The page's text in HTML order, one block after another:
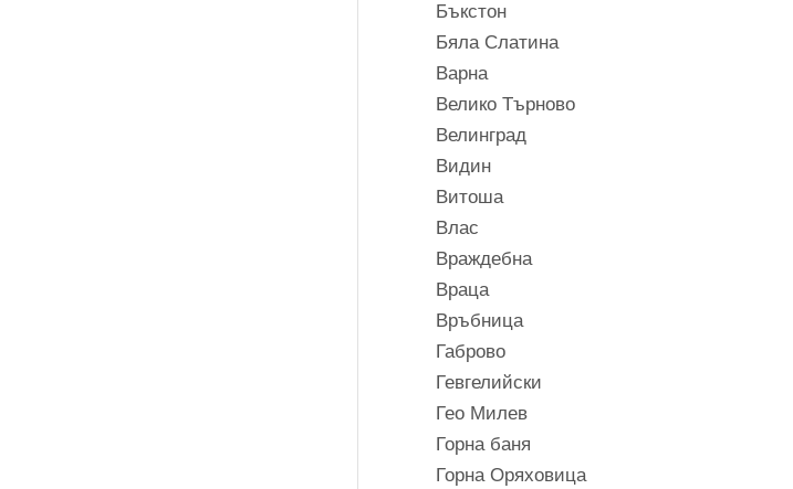
Бъкстон
Бяла Слатина
Варна
Велико Търново
Велинград
Видин
Витоша
Влас
Враждебна
Враца
Връбница
Габрово
Гевгелийски
Гео Милев
Горна баня
Горна Оряховица